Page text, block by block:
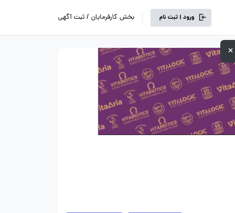
ورود | ثبت نام بخش کارفرمایان / ثبت آگهی